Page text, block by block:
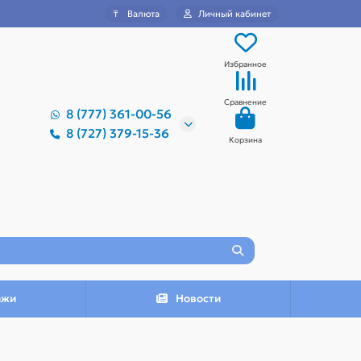
₸ Валюта Личный кабинет
8 (777) 361-00-56
8 (727) 379-15-36
Избранное
Сравнение
Корзина
Новости